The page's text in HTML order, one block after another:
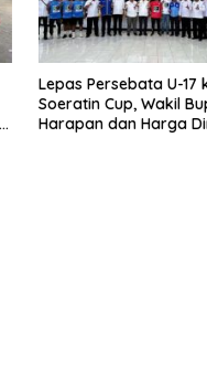
Wakil Bupati Lembata:
Qur’an dan Sunnah
Landasan Peradaban